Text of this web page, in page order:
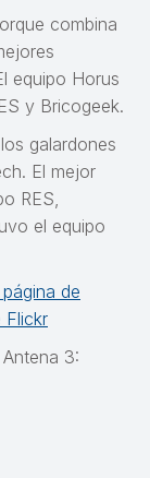
combina
equipo Horus
y Bricogeek.
galardones
El mejor
RES,
el equipo
de
Flickr
3: